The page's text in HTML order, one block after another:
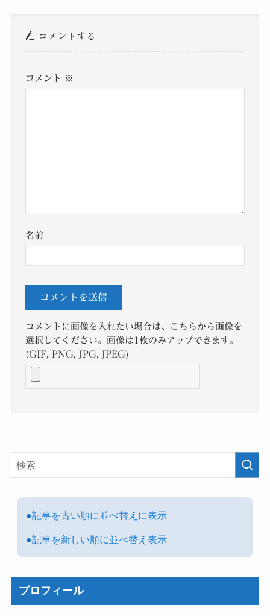
コメントする
コメント ※
名前
コメントに画像を入れたい場合は、こちらから画像を
選択してください。画像は1枚のみアップできます。
(GIF, PNG, JPG, JPEG)
●記事を古い順に並べ替えに表示
●記事を新しい順に並べ替え表示
プロフィール